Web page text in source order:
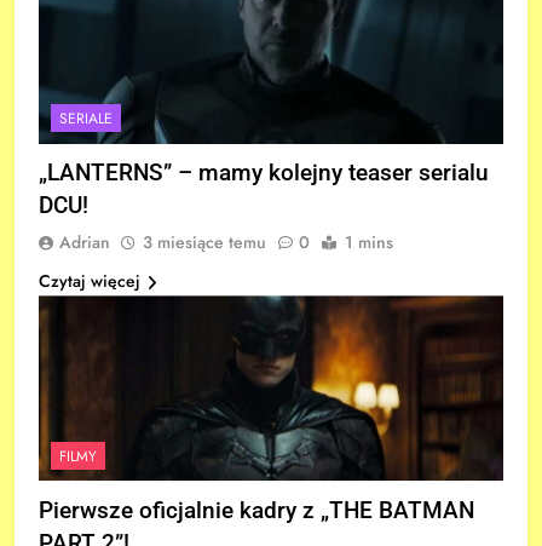
SERIALE
„LANTERNS” – mamy kolejny teaser serialu
DCU!
Adrian 3 miesiące temu 0
1 mins
Czytaj więcej
FILMY
Pierwsze oficjalnie kadry z „THE BATMAN